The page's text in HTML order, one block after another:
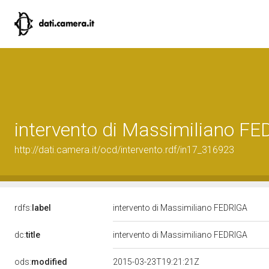
intervento di Massimiliano
http://dati.camera.it/ocd/intervento.rdf/in17_316923
rdfs: label intervento di Massimiliano FEDRIGA
dc:title intervento di Massimiliano FEDRIGA
ods:modified 2015-03-23T19:21:21Z